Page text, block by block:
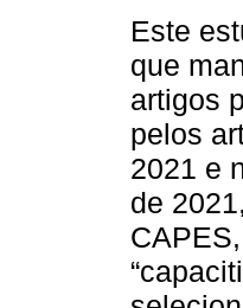
Este
que
artigos
pelos
2021 e
de